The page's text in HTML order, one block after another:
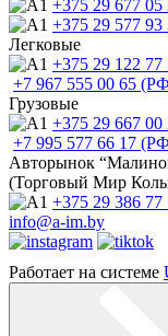
+375 29 677 05
+375 29 577 93
Легковые
+375 29 122 77
+7 967 555 00 65
Грузовые
+375 29 667 00
+7 995 577 66 17
Авторынок
(Торговый Мир
+375 29 386 77
info@a-im.by
Работает на системе